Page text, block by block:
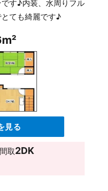
す♪内装、水周りフル
ても綺麗です♪
見る
間取2DK